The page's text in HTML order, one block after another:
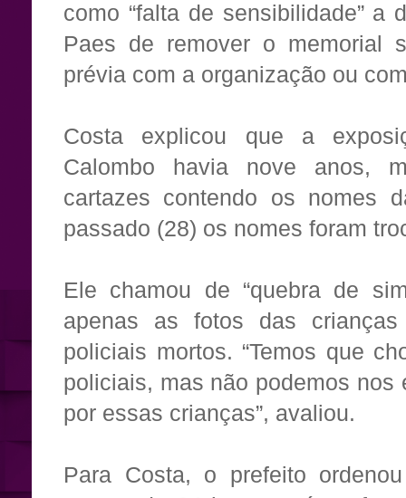
como “falta de sensibilidade” a
Paes de remover o memorial
prévia com a organização ou
Costa explicou que a
Calombo havia nove anos,
cartazes contendo os nomes
passado (28) os nomes foram
Ele chamou de “quebra de
apenas as fotos das
policiais mortos. “Temos que
policiais, mas não podemos nos
por essas crianças”, avaliou.
Para Costa, o prefeito